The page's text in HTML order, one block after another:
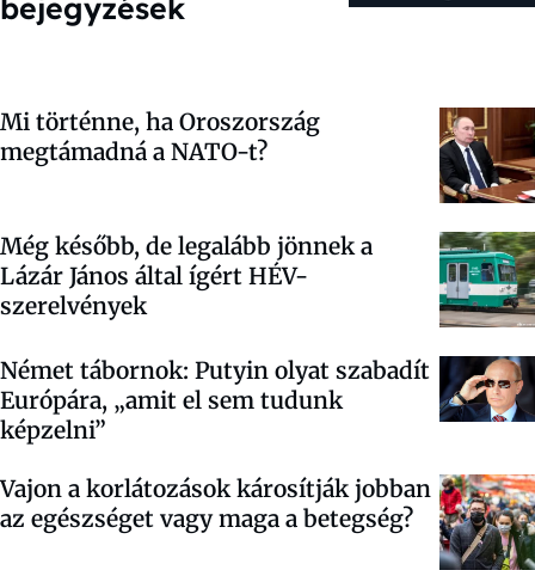
Mi történne, ha Oroszország
megtámadná a NATO-t?
Még később, de legalább jönnek a
Lázár János által ígért HÉV-
szerelvények
Német tábornok: Putyin olyat szabadít
Európára, „amit el sem tudunk
képzelni”
Vajon a korlátozások károsítják jobban
az egészséget vagy maga a betegség?